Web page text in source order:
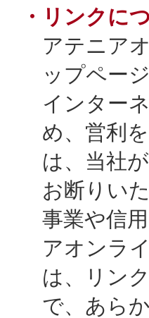
・リンクに
アテニア
ップペー
インター
め、営利
は、当社
お断りい
事業や信
アオンラ
は、リン
で、あら